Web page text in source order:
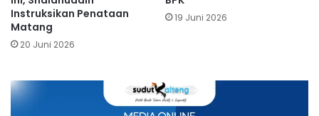
Instruksikan Penataan
Matang
20 Juni 2026
19 Juni 2026